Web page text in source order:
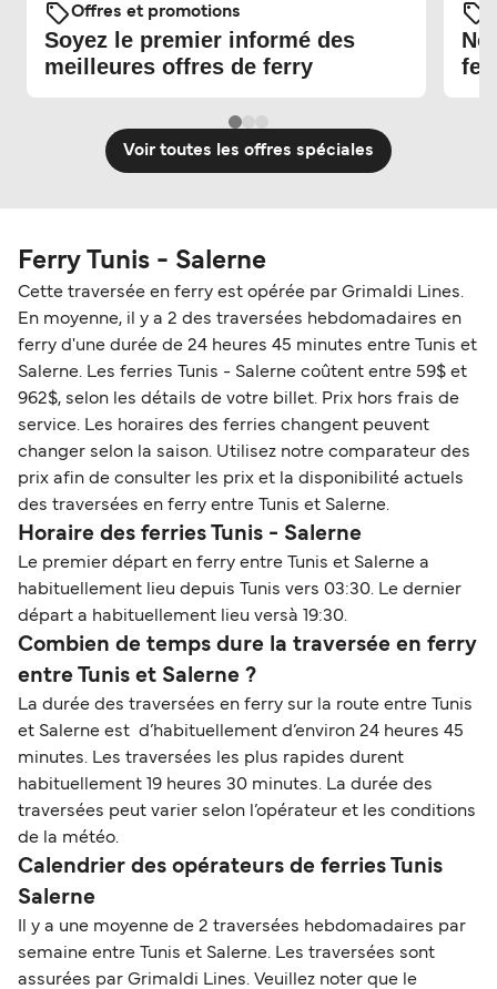
Offres et promotions
Soyez le premier informé des
meilleures offres de ferry
Voir toutes les offres spéciales
Ferry Tunis - Salerne
Cette traversée en ferry est opérée par Grimaldi Lines.
En moyenne, il y a 2 des traversées hebdomadaires en
ferry d'une durée de 24 heures 45 minutes entre Tunis et
Salerne. Les ferries Tunis - Salerne coûtent entre 59$ et
962$, selon les détails de votre billet. Prix hors frais de
service. Les horaires des ferries changent peuvent
changer selon la saison. Utilisez notre comparateur des
prix afin de consulter les prix et la disponibilité actuels
des traversées en ferry entre Tunis et Salerne.
Horaire des ferries Tunis - Salerne
Le premier départ en ferry entre Tunis et Salerne a
habituellement lieu depuis Tunis vers 03:30. Le dernier
départ a habituellement lieu versà 19:30.
Combien de temps dure la traversée en ferry
entre Tunis et Salerne ?
La durée des traversées en ferry sur la route entre Tunis
et Salerne est d’habituellement d’environ 24 heures 45
minutes. Les traversées les plus rapides durent
habituellement 19 heures 30 minutes. La durée des
traversées peut varier selon l’opérateur et les conditions
de la météo.
Calendrier des opérateurs de ferries Tunis
Salerne
Il y a une moyenne de 2 traversées hebdomadaires par
semaine entre Tunis et Salerne. Les traversées sont
assurées par Grimaldi Lines. Veuillez noter que le